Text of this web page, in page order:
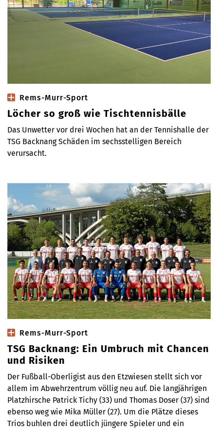
Rems-Murr-Sport
Löcher so groß wie Tischtennisbälle
Das Unwetter vor drei Wochen hat an der Tennishalle der
TSG Backnang Schäden im sechsstelligen Bereich
verursacht.
Rems-Murr-Sport
TSG Backnang: Ein Umbruch mit Chancen
und Risiken
Der Fußball-Oberligist aus den Etzwiesen stellt sich vor
allem im Abwehrzentrum völlig neu auf. Die langjährigen
Platzhirsche Patrick Tichy (33) und Thomas Doser (37) sind
ebenso weg wie Mika Müller (27). Um die Plätze dieses
Trios buhlen drei deutlich jüngere Spieler und ein